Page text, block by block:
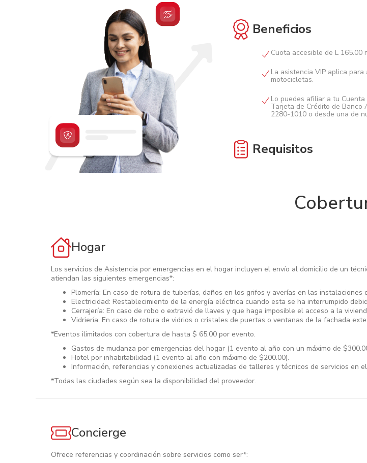
Beneficios
Cuota accesible de L 165.00
La asistencia VIP aplica
motocicletas.
Lo puedes afiliar a tu
Tarjeta de Crédito de
2280-1010 o desde una de
Requisitos
Extranjeros: Originales y
residencia o pasaporte.
Hogar
Los servicios de Asistencia por emergencias en el hogar incluyen el envío al domicilio de un
atiendan las siguientes emergencias*:
Plomería: En caso de rotura de tuberías, daños en los grifos y averías en las instalaciones
Electricidad: Restablecimiento de la energía eléctrica cuando esta se ha interrumpido
Cerrajería: En caso de robo o extravió de llaves y que haga imposible el acceso a la
Vidriería: En caso de rotura de vidrios o cristales de puertas o ventanas de la fachada
*Eventos ilimitados con cobertura de hasta $ 65.00 por evento.
Gastos de mudanza por emergencias del hogar (1 evento al año con un máximo de
Hotel por inhabitabilidad (1 evento al año con máximo de $200.00).
Información, referencias y conexiones actualizadas de talleres y técnicos de servicios en
*Todas las ciudades según sea la disponibilidad del proveedor.
Concierge
Ofrece referencias y coordinación sobre servicios como ser*: